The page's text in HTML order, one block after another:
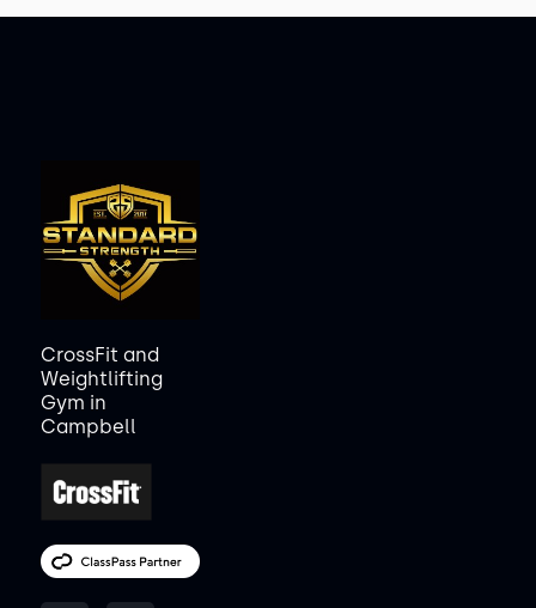
CrossFit and
Weightlifting
Gym in
Campbell